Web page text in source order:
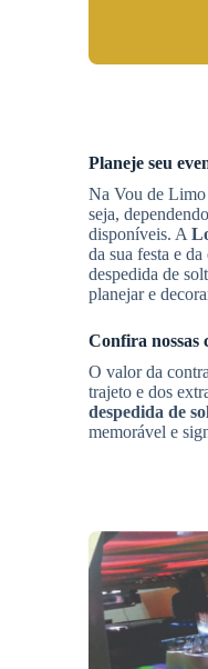
Planeje seu
Na Vou de Limo
seja,
disponíveis. A
da sua festa e
despedida de
planejar e
Confira nossas
O valor da
trajeto e dos
despedida de
memorável e